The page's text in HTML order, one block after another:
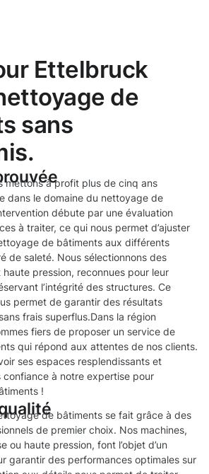
Ettelbruck
de
sans
mettons à profit plus de cinq ans
dans le domaine du nettoyage de
débute par une évaluation
à traiter, ce qui nous permet d’ajuster
de bâtiments aux différents
de saleté. Nous sélectionnons des
pression, reconnues pour leur
l’intégrité des structures. Ce
permet de garantir des résultats
frais superflus.Dans la région
fiers de proposer un service de
qui répond aux attentes de nos clients.
ses espaces resplendissants et
confiance à notre expertise pour
!
de bâtiments se fait grâce à des
de premier choix. Nos machines,
ou haute pression, font l’objet d’un
garantir des performances optimales sur